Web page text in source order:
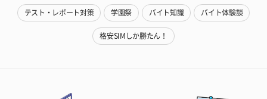
テスト・レポート対策 学園祭 バイト知識 バイト体験談
格安SIMしか勝たん！